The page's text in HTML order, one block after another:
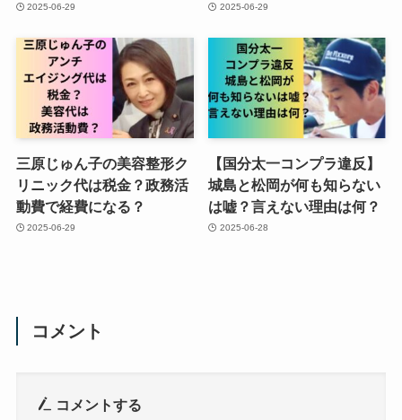
2025-06-29 2025-06-29
三原じゅん子の美容整形ク
リニック代は税金？政務活
動費で経費になる？
2025-06-29
【国分太一コンプラ違反】
城島と松岡が何も知らない
は嘘？言えない理由は何？
2025-06-28
コメント
コメントする